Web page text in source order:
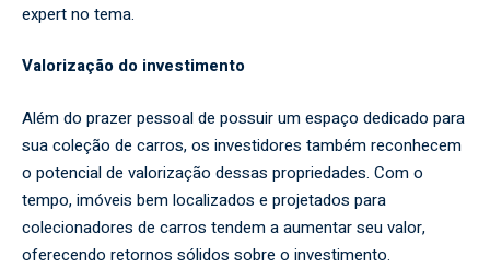
expert no tema.
Valorização do investimento
Além do prazer pessoal de possuir um espaço dedicado para
sua coleção de carros, os investidores também reconhecem
o potencial de valorização dessas propriedades. Com o
tempo, imóveis bem localizados e projetados para
colecionadores de carros tendem a aumentar seu valor,
oferecendo retornos sólidos sobre o investimento.